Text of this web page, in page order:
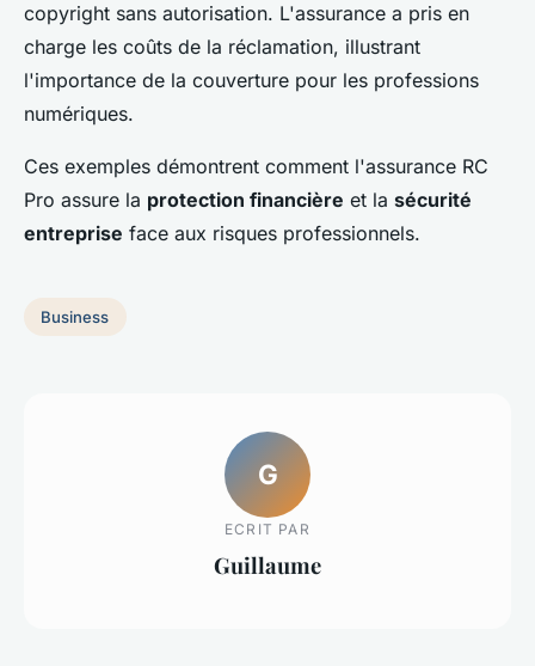
copyright sans autorisation. L'assurance a pris en
charge les coûts de la réclamation, illustrant
l'importance de la couverture pour les professions
numériques.
Ces exemples démontrent comment l'assurance RC
Pro assure la protection financière et la sécurité
entreprise face aux risques professionnels.
Business
G
ECRIT PAR
Guillaume